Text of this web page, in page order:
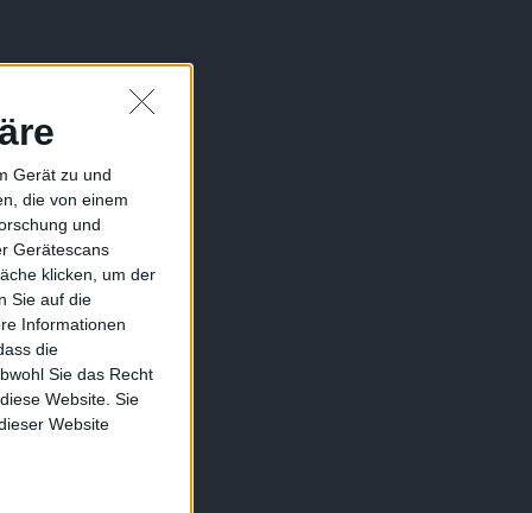
Gerät zu und
die von einem
und
Gerätescans
klicken, um der
Sie auf die
Informationen
die
Sie das Recht
Website. Sie
Website